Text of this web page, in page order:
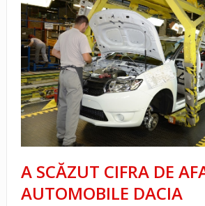
A SCĂZUT CIFRA DE
AUTOMOBILE DACIA